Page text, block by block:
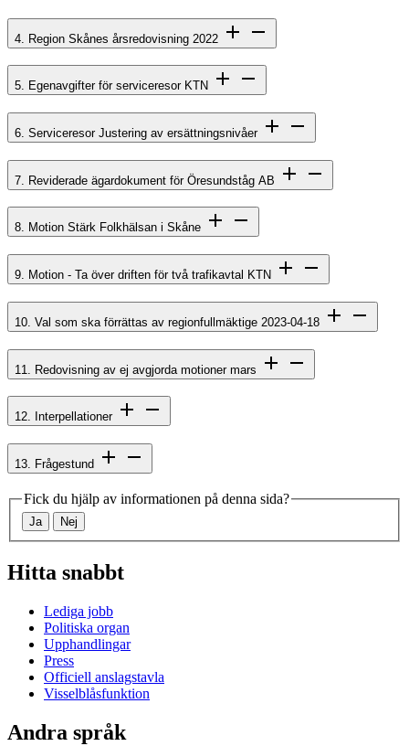
4. Region Skånes årsredovisning 2022
5. Egenavgifter för serviceresor KTN
6. Serviceresor Justering av ersättningsnivåer
7. Reviderade ägardokument för Öresundståg AB
8. Motion Stärk Folkhälsan i Skåne
9. Motion - Ta över driften för två trafikavtal KTN
10. Val som ska förrättas av regionfullmäktige 2023-04-18
11. Redovisning av ej avgjorda motioner mars
12. Interpellationer
13. Frågestund
Fick du hjälp av informationen på denna sida?
Ja Nej
Hitta snabbt
Lediga jobb
Politiska organ
Upphandlingar
Press
Officiell anslagstavla
Visselblåsfunktion
Andra språk